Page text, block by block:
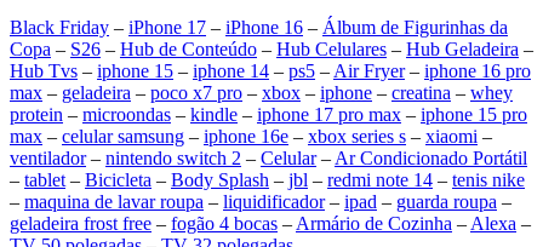
Black Friday – iPhone 17 – iPhone 16 – Álbum de Figurinhas da
Copa – S26 – Hub de Conteúdo – Hub Celulares – Hub Geladeira –
Hub Tvs – iphone 15 – iphone 14 – ps5 – Air Fryer– iphone 16 pro
max – geladeira – poco x7 pro – xbox – iphone – creatina – whey
protein – microondas – kindle – iphone 17 pro max – iphone 15 pro
max – celular samsung – iphone 16e – xbox series s – xiaomi –
ventilador– nintendo switch 2 – Celular– Ar Condicionado Portátil
– tablet – Bicicleta – Body Splash – jbl – redmi note 14 – tenis nike
– maquina de lavar roupa – liquidificador– ipad – guarda roupa –
geladeira frost free – fogão 4 bocas – Armário de Cozinha – Alexa –